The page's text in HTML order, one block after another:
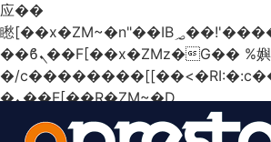
应��
矁[��x�ZM~�n"��IB؃��!'����Тѕ��+��(m��IK�ʭ�/|
��ϐܢ��F[��x�ZMz�G�� %嬩
�/
�ܢ��F[��R�ZM~�D